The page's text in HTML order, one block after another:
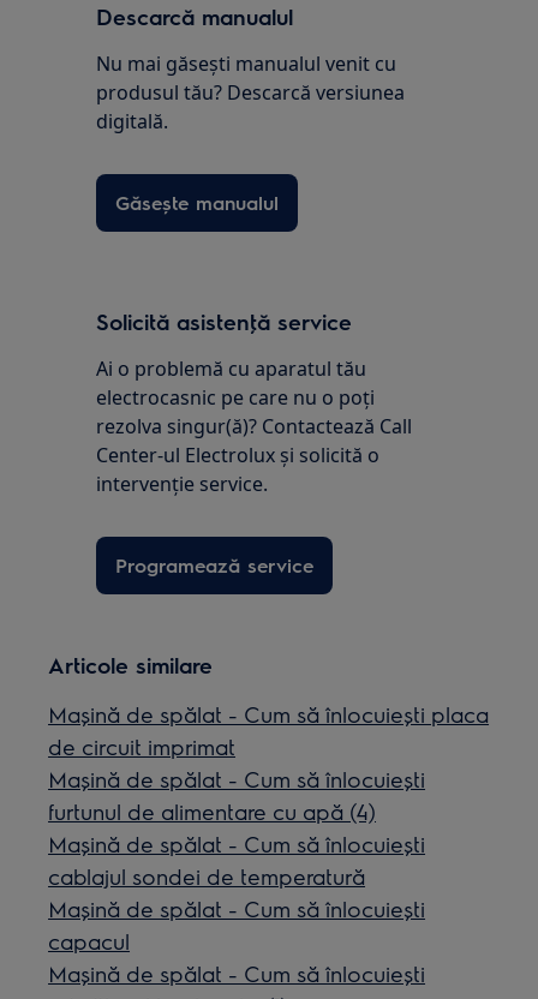
Descarcă manualul
Nu mai găsești manualul venit cu
produsul tău? Descarcă versiunea
digitală.
Găsește manualul
Solicită asistenţă service
Ai o problemă cu aparatul tău
electrocasnic pe care nu o poţi
rezolva singur(ă)? Contactează Call
Center-ul Electrolux și solicită o
intervenţie service.
Programează service
Articole similare
Mașină de spălat - Cum să înlocuiești placa
de circuit imprimat
Mașină de spălat - Cum să înlocuiești
furtunul de alimentare cu apă (4)
Mașină de spălat - Cum să înlocuiești
cablajul sondei de temperatură
Mașină de spălat - Cum să înlocuiești
capacul
Mașină de spălat - Cum să înlocuiești